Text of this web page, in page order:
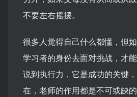
不要左右摇摆。
很多人觉得自己什么都懂，但
学习者的身份去面对挑战，才能
说到执行力，它是成功的关键
在，老师的作用都是不可或缺